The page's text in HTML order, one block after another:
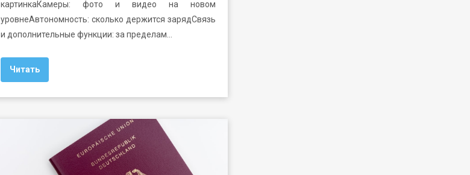
картинкаКамеры: фото и видео на новом
уровнеАвтономность: сколько держится зарядСвязь
и дополнительные функции: за пределам…
Читать